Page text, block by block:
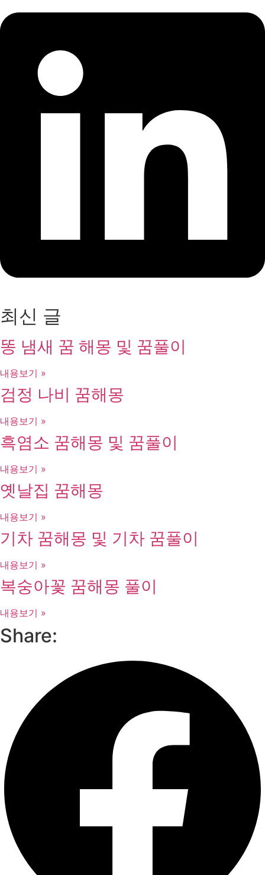
최신 글
똥 냄새 꿈 해몽 및 꿈풀이
내용보기 »
검정 나비 꿈해몽
내용보기 »
흑염소 꿈해몽 및 꿈풀이
내용보기 »
옛날집 꿈해몽
내용보기 »
기차 꿈해몽 및 기차 꿈풀이
내용보기 »
복숭아꽃 꿈해몽 풀이
내용보기 »
Share: